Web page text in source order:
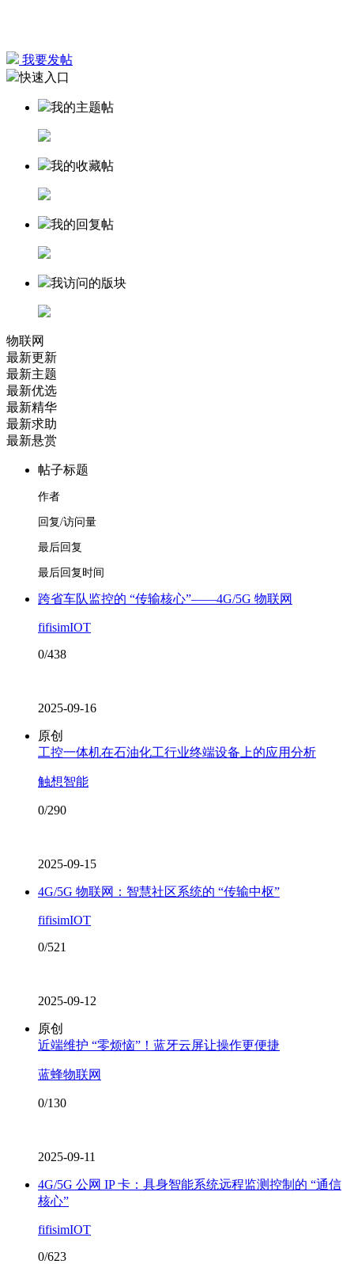
我要发帖
快速入口
我的主题帖
我的收藏帖
我的回复帖
我访问的版块
物联网
最新更新
最新主题
最新优选
最新精华
最新求助
最新悬赏
帖子标题
作者
回复/访问量
最后回复
最后回复时间
跨省车队监控的 “传输核心”——4G/5G 物联网
fifisimIOT
0/438
2025-09-16
原创
工控一体机在石油化工行业终端设备上的应用分析
触想智能
0/290
2025-09-15
4G/5G 物联网：智慧社区系统的 “传输中枢”
fifisimIOT
0/521
2025-09-12
原创
近端维护 “零烦恼”！蓝牙云屏让操作更便捷
蓝蜂物联网
0/130
2025-09-11
4G/5G 公网 IP 卡：具身智能系统远程监测控制的 “通信
核心”
fifisimIOT
0/623